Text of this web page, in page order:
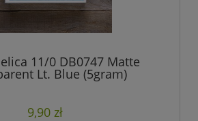
11/0 DB0747 Matte
Lt. Blue (5gram)
9,90 zł